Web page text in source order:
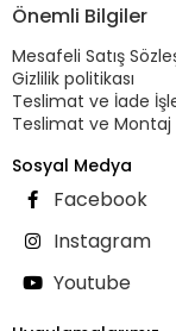
Önemli Bilgiler
Mesafeli Satış
Gizlilik politikası
Teslimat ve İade
Teslimat ve Montaj
Sosyal Medya
Facebook
Instagram
Youtube